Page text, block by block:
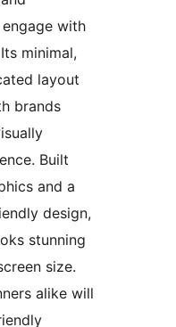
with
minimal,
layout
brands
Built
and a
design,
stunning
size.
alike will